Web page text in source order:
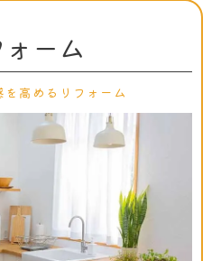
ォーム
高めるリフォーム